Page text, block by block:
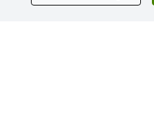
Schnelle Lieferung. Alles top.